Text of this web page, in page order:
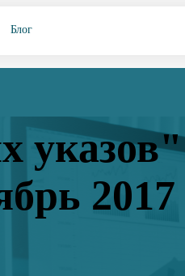
Блог
2017